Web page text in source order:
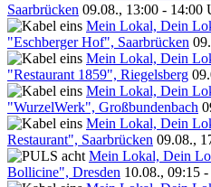
Saarbrücken 09.08., 13:00 - 14:00
Mein Lokal, Dein
"Eschberger Hof", Saarbrücken
Mein Lokal, Dein
"Restaurant 1859", Riegelsberg
Mein Lokal, Dein
"WurzelWerk", Großbundenbach
Mein Lokal, Dein
Restaurant", Saarbrücken 09.08.,
Mein Lokal, Dein
Bollicine", Dresden 10.08., 09:15